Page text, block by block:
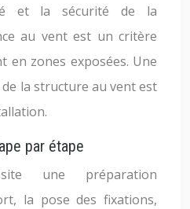
et la sécurité de la
au vent est un critère
en zones exposées. Une
la structure au vent est
par étape
une préparation
la pose des fixations,